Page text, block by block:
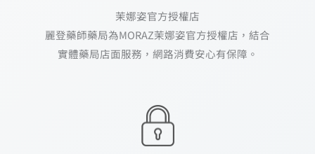
茉娜姿官方授權店
麗登藥師藥局為MORAZ茉娜姿官方授權店，結合
實體藥局店面服務，網路消費安心有保障。